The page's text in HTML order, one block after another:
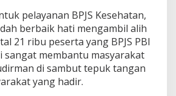
t
u
k
B
P
J
S
pelayanan BPJS Kesehatan,
berbaik hati mengambil alih
21 ribu peserta yang BPJS PBI
sangat membantu masyarakat
di sambut tepuk tangan
yang hadir.